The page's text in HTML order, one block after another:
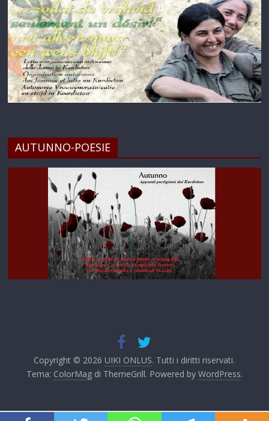
AUTUNNO-POESIE
Copyright © 2026 UIKI ONLUS. Tutti i diritti riservati.
Tema: ColorMagdi ThemeGrill. Powered by WordPress.